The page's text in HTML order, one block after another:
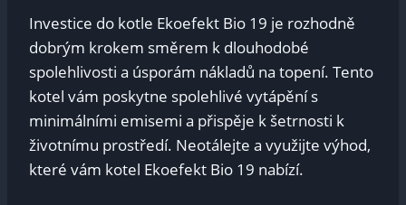
Investice do kotle Ekoefekt Bio 19 je rozhodně
dobrým krokem směrem k dlouhodobé
spolehlivosti a úsporám nákladů na topení. Tento
kotel vám poskytne spolehlivé vytápění s
minimálními emisemi a přispěje k šetrnosti k
životnímu prostředí. Neotálejte a využijte výhod,
které vám kotel Ekoefekt Bio 19 nabízí.